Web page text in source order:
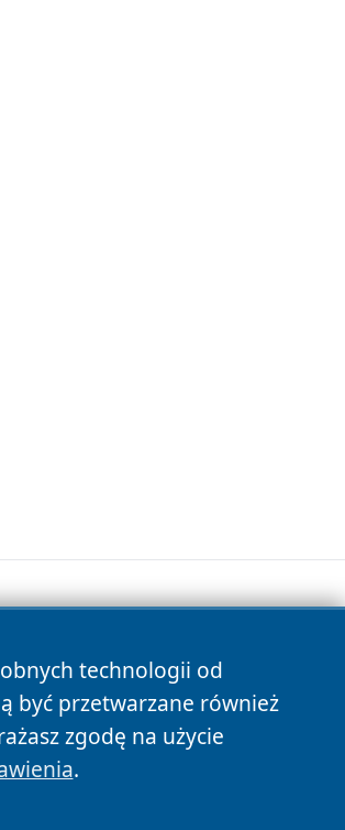
technologii od
być przetwarzane również
zgodę na użycie
.